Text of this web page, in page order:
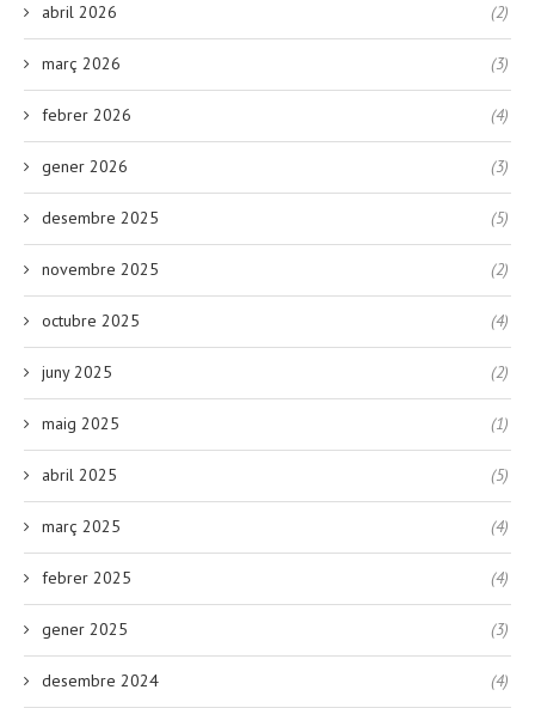
abril 2026 (2)
març 2026 (3)
febrer 2026 (4)
gener 2026 (3)
desembre 2025 (5)
novembre 2025 (2)
octubre 2025 (4)
juny 2025 (2)
maig 2025 (1)
abril 2025 (5)
març 2025 (4)
febrer 2025 (4)
gener 2025 (3)
desembre 2024 (4)